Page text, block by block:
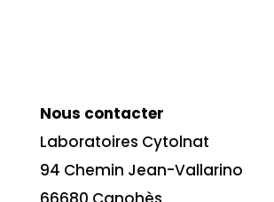
Nous contacter
Laboratoires Cytolnat
94 Chemin Jean-Vallarino